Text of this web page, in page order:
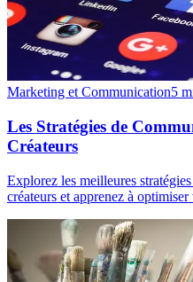
Marketing et Communication5
Les Stratégies de
Créateurs
Explorez les meilleures
créateurs et apprenez à